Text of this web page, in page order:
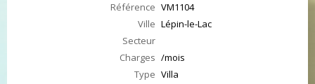
Référence VM1104
Ville Lépin-le-Lac
Secteur
Charges /mois
Type Villa